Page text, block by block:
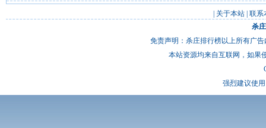
关于本站 联系
杀
免责声明：杀庄排行榜以上所有广
本站资源均来自互联网，如果
强烈建议使